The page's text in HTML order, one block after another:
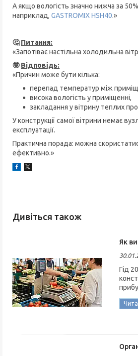
А якщо вологість значно нижча за
наприклад, GASTROMIX HSH40.»
🤔Питання:
«Запотіває настільна холодильна
🤓Відповідь:
«Причин може бути кілька:
перепад температур між
висока вологість у приміщенні,
закладання у вітрину теплих
У конструкції самої вітрини немає
експлуатації.
Практична порада: можна
ефективно.»
Як
Гід